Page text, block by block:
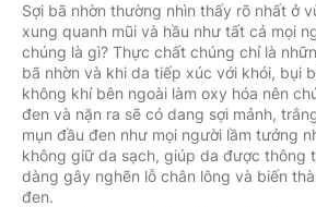
Sợi bã nhờn thường nhìn thấy rõ nhất ở
xung quanh mũi và hầu như tất cả mọi
chúng là gì? Thực chất chúng chỉ là
bã nhờn và khi da tiếp xúc với khói, bụi
không khí bên ngoài làm oxy hóa nên
đen và nặn ra sẽ có dang sợi mảnh,
mụn đầu đen như mọi người lầm tưởng
không giữ da sạch, giúp da được thông
dàng gây nghẽn lỗ chân lông và biến
đen.